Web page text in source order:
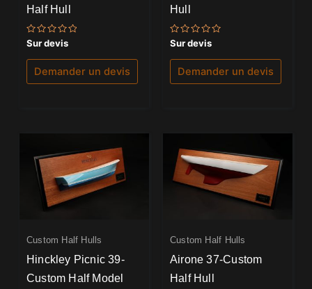
Half Hull
Note
0
sur
Sur devis
Demander un devis
Hull
Note
0
sur
Sur devis
Demander un devis
Custom Half Hulls
Hinckley Picnic 39-
Custom Half Model
Custom Half Hulls
Airone 37-Custom
Half Hull